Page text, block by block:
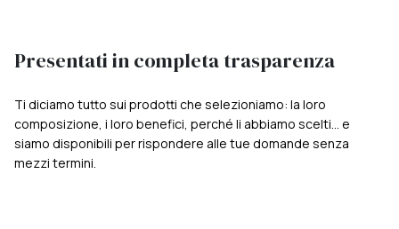
Presentati in completa trasparenza
Ti diciamo tutto sui prodotti che selezioniamo: la loro
composizione, i loro benefici, perché li abbiamo scelti... e
siamo disponibili per rispondere alle tue domande senza
mezzi termini.